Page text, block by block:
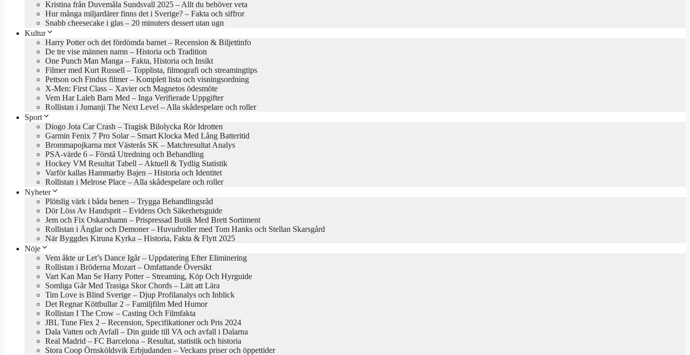
Kristina från Duvemåla Sundsvall 2025 – Allt du behöver veta
Hur många miljardärer finns det i Sverige? – Fakta och siffror
Snabb cheesecake i glas – 20 minuters dessert utan ugn
Kultur
Harry Potter och det fördömda barnet – Recension & Biljettinfo
De tre vise männen namn – Historia och Tradition
One Punch Man Manga – Fakta, Historia och Insikt
Filmer med Kurt Russell – Topplista, filmografi och streamingtips
Pettson och Findus filmer – Komplett lista och visningsordning
X-Men: First Class – Xavier och Magnetos ödesmöte
Vem Har Laleh Barn Med – Inga Verifierade Uppgifter
Rollistan i Jumanji The Next Level – Alla skådespelare och roller
Sport
Diogo Jota Car Crash – Tragisk Bilolycka Rör Idrotten
Garmin Fenix 7 Pro Solar – Smart Klocka Med Lång Batteritid
Brommapojkarna mot Västerås SK – Matchresultat Analys
PSA-värde 6 – Förstå Utredning och Behandling
Hockey VM Resultat Tabell – Aktuell & Tydlig Statistik
Varför kallas Hammarby Bajen – Historia och Identitet
Rollistan i Melrose Place – Alla skådespelare och roller
Nyheter
Plötslig värk i båda benen – Trygga Behandlingsråd
Dör Löss Av Handsprit – Evidens Och Säkerhetsguide
Jem och Fix Oskarshamn – Prispressad Butik Med Brett Sortiment
Rollistan i Änglar och Demoner – Huvudroller med Tom Hanks och Stellan Skarsgård
När Byggdes Kiruna Kyrka – Historia, Fakta & Flytt 2025
Nöje
Vem åkte ur Let’s Dance Igår – Uppdatering Efter Eliminering
Rollistan i Bröderna Mozart – Omfattande Översikt
Vart Kan Man Se Harry Potter – Streaming, Köp Och Hyrguide
Somliga Går Med Trasiga Skor Chords – Lätt att Lära
Tim Love is Blind Sverige – Djup Profilanalys och Inblick
Det Regnar Köttbullar 2 – Familjfilm Med Humor
Rollistan I The Crow – Casting Och Filmfakta
JBL Tune Flex 2 – Recension, Specifikationer och Pris 2024
Dala Vatten och Avfall – Din guide till VA och avfall i Dalarna
Real Madrid – FC Barcelona – Resultat, statistik och historia
Stora Coop Örnsköldsvik Erbjudanden – Veckans priser och öppettider